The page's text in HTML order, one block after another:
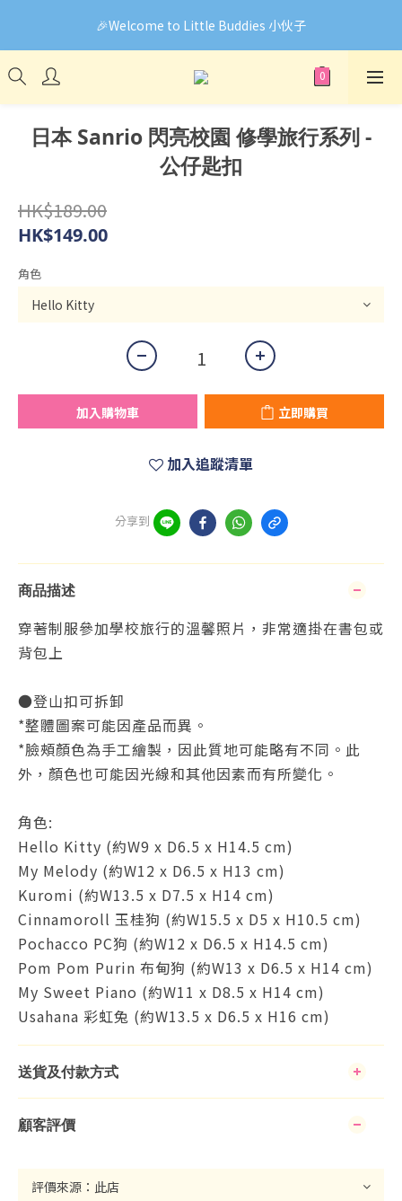
🎉Welcome to Little Buddies 小伙子
🎉Welcome to Little Buddies 小伙子
網頁系統升級中，部份貨品價錢未能正確顯示🙏下單前可先
Facebook Messenger與我們聯絡❤️
🎉Welcome to Little Buddies 小伙子
日本 Sanrio 閃亮校園 修學旅行系列 -
公仔匙扣
HK$189.00
HK$149.00
角色
加入購物車 立即購買
加入追蹤清單
分享到
商品描述
穿著制服參加學校旅行的溫馨照片，非常適掛在書包或
背包上
●登山扣可拆卸
*整體圖案可能因產品而異。
*臉頰顏色為手工繪製，因此質地可能略有不同。此
外，顏色也可能因光線和其他因素而有所變化。
角色:
Hello Kitty (約W9 x D6.5 x H14.5 cm)
My Melody (約W12 x D6.5 x H13 cm)
Kuromi (約W13.5 x D7.5 x H14 cm)
Cinnamoroll 玉桂狗 (約W15.5 x D5 x H10.5 cm)
Pochacco PC狗 (約W12 x D6.5 x H14.5 cm)
Pom Pom Purin 布甸狗 (約W13 x D6.5 x H14 cm)
My Sweet Piano (約W11 x D8.5 x H14 cm)
Usahana 彩虹兔 (約W13.5 x D6.5 x H16 cm)
送貨及付款方式
顧客評價